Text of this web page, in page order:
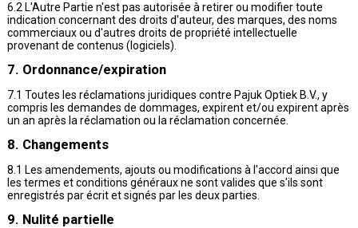
6.2 L'Autre Partie n'est pas autorisée à retirer ou modifier toute
indication concernant des droits d'auteur, des marques, des noms
commerciaux ou d'autres droits de propriété intellectuelle
provenant de contenus (logiciels).
7. Ordonnance/expiration
7.1 Toutes les réclamations juridiques contre Pajuk Optiek B.V., y
compris les demandes de dommages, expirent et/ou expirent après
un an après la réclamation ou la réclamation concernée.
8. Changements
8.1 Les amendements, ajouts ou modifications à l'accord ainsi que
les termes et conditions généraux ne sont valides que s'ils sont
enregistrés par écrit et signés par les deux parties.
9. Nulité partielle